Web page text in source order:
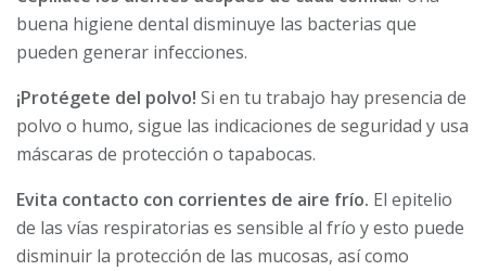
buena higiene dental disminuye las bacterias que
pueden generar infecciones.
¡Protégete del polvo! Si en tu trabajo hay presencia de
polvo o humo, sigue las indicaciones de seguridad y usa
máscaras de protección o tapabocas.
Evita contacto con corrientes de aire frío. El epitelio
de las vías respiratorias es sensible al frío y esto puede
disminuir la protección de las mucosas, así como